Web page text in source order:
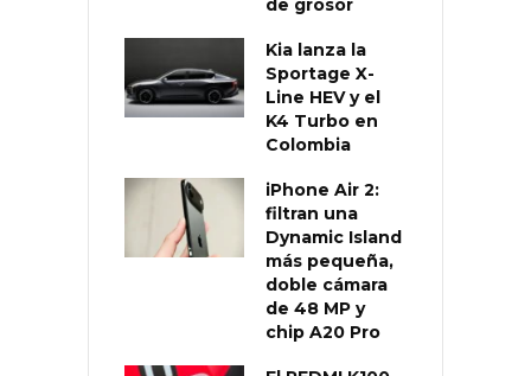
Kia lanza la
Sportage X-
Line HEV y el
K4 Turbo en
Colombia
iPhone Air 2:
filtran una
Dynamic Island
más pequeña,
doble cámara
de 48 MP y
chip A20 Pro